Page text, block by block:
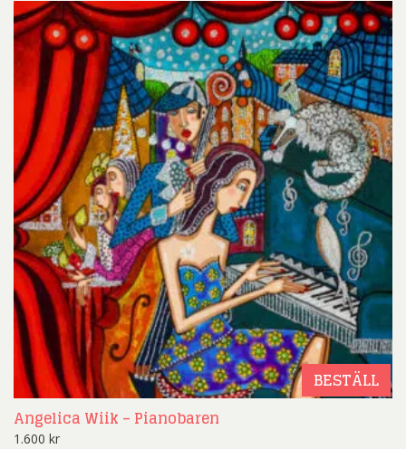
BESTÄLL
Angelica Wiik – Pianobaren
1.600 kr